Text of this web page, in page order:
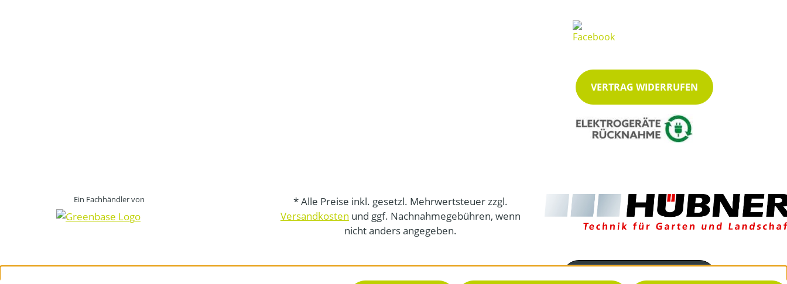
VERTRAG WIDERRUFEN
Ein Fachhändler von
* Alle Preise inkl. gesetzl. Mehrwertsteuer zzgl.
Versandkosten und ggf. Nachnahmegebühren, wenn
nicht anders angegeben.